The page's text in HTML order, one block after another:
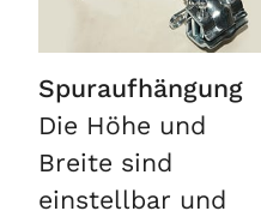
Spuraufhängung
Die Höhe und
Breite sind
einstellbar und